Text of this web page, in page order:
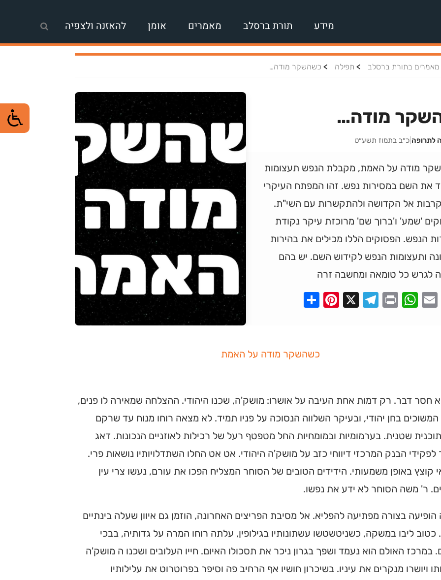
מידע תורת ברסלב מאמרים אומן להאזנה ולצפיה
מאמרים בתורת ברסלב > תפילה > כשהשקר מודה…
מודה…
לתרופה כ״ב בתמוז תשע״ט
מודה על האמת, מקבלת הנפש תעצומות
את השם במסירות נפש. זהו המפתח העיקרי
אל הקדושה ולהתקשרות עם השי"ת.
'שמע' ו'ברוך שם' מרוכזת עיקר נקודת
הנפש. הפסוקים הללו מכילים את בהירות
ותעצומות הנפש לקידוש השם. יש בהם
לגרש כל טומאה ומחשבה זרה
Facebook
Email
WhatsApp
Print
Telegram
X
Pinterest
כשהשקר מודה על האמת
לא חסר דבר. רק דמות אחת העיבה על אושרו: מושק'ה, שכנו היהודי. ההצלחה שמאירה לו פנים,
המשוכים בחן יהודי, ובעיקר השלווה הנסוכה על פניו תמיד. לא מצאה רוחו מנוח עד שרקם
שטנית. בערמומיות ובמומחיות החל מטפטף רעל של רכילות לאוזניים הנכונות. דאג
לפקידי הבנק המרכזי דיווחי כזב על מושק'ה היהודי. אט אט החלו השתדלויותיו נושאות פרי.
קוצץ באופן משמעותי. הידידים הטובים של הסוחר המצליח הפכו את עורם, נעשו צרי עין
ר' משה הסוחר לא ידע את נפשו.
הופיעה בצורה מפתיעה להפליא. אל מסיבת הפריצים האחרונה, הוזמן גם איוון שעלה בינתיים
כטוב ליבו במשקה, כשניטשטשו עשתונותיו בגילופין, עלתה רוחו המרה על גדותיה, בבכי
במרכז האולם הוא נעמד ושפך בגרון ניכר את תסכולו האיום. חייו העלובים ושכנו ה מושק'ה
ויושרו מנקרים את עיניו. בשיכרון חושיו אף הרחיב פה וסיפר בפרוטרוט את עלילותיו